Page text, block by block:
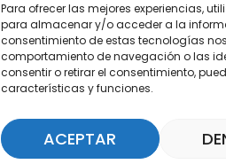
Para ofrecer las mejores experiencias,
para almacenar y/o acceder a la
consentimiento de estas tecnologías
comportamiento de navegación o las
consentir o retirar el consentimiento,
características y funciones.
ACEPTAR